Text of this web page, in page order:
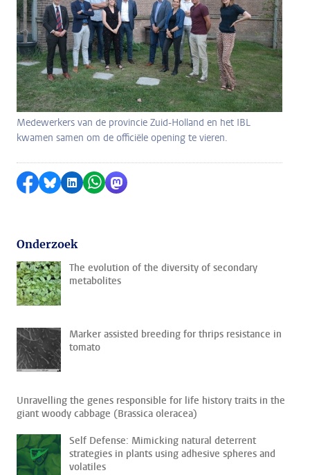
Medewerkers van de provincie Zuid-Holland en het IBL
kwamen samen om de officiële opening te vieren.
Delen op Facebook
Delen via Bluesky
Delen op LinkedIn
Delen via WhatsApp
Delen via Mastodon
Onderzoek
The evolution of the diversity of secondary
metabolites
Marker assisted breeding for thrips resistance in
tomato
Unravelling the genes responsible for life history traits in the
giant woody cabbage (Brassica oleracea)
Self Defense: Mimicking natural deterrent
strategies in plants using adhesive spheres and
volatiles